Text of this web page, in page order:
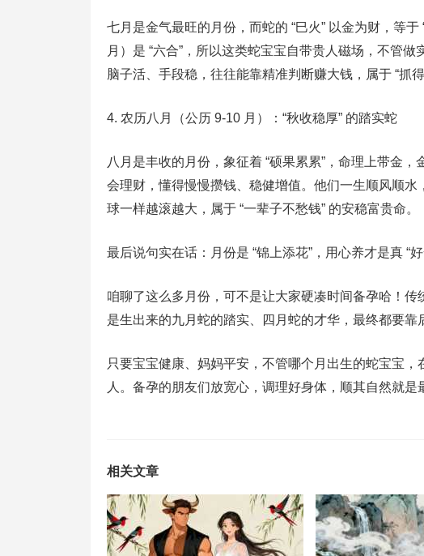
七月是金气最旺的月份，而蛇的 “巳火” 以金为财，等
月）是 “六合”，所以这类蛇宝宝自带贵人磁场，不管
脑子活、手段稳，往往能靠精准判断赚大钱，属于 “抓得
4. 农历八月（公历 9-10 月）：“秋收稳厚” 的踏实蛇
八月是丰收的月份，象征着 “硕果累累”，命理上带金
会理财，懂得慢慢攒钱、稳健增值。他们一生顺风顺
球一样越滚越大，属于 “一辈子不愁钱” 的安稳富贵命。
最后说句实在话：月份是 “锦上添花”，用心养才是真 “好
咱聊了这么多月份，可不是让大家硬凑时间备孕哈！传
是生出来的九月蛇的踏实、四月蛇的才华，最终都要靠
只要宝宝健康、妈妈平安，不管哪个月出生的蛇宝宝
人。备孕的朋友们放宽心，调理好身体，顺其自然就是
相关文章